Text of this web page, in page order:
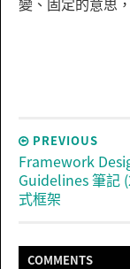
PREVIOUS
Framework
Guidelines 筆記
式框架
COMMENTS